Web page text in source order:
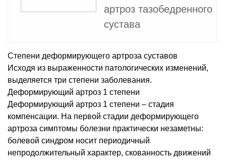
артроз тазобедренного
сустава
Степени деформирующего артроза суставов
Исходя из выраженности патологических изменений,
выделяется три степени заболевания.
Деформирующий артроз 1 степени
Деформирующий артроз 1 степени – стадия
компенсации. На первой стадии деформирующего
артроза симптомы болезни практически незаметны:
болевой синдром носит периодичный
непродолжительный характер, скованность движений